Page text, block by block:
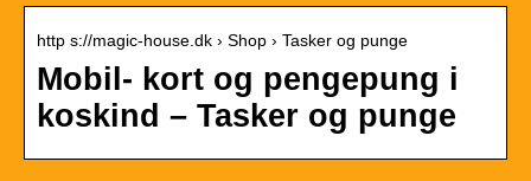
http s://magic-house.dk › Shop › Tasker og punge
Mobil- kort og pengepung i
koskind – Tasker og punge